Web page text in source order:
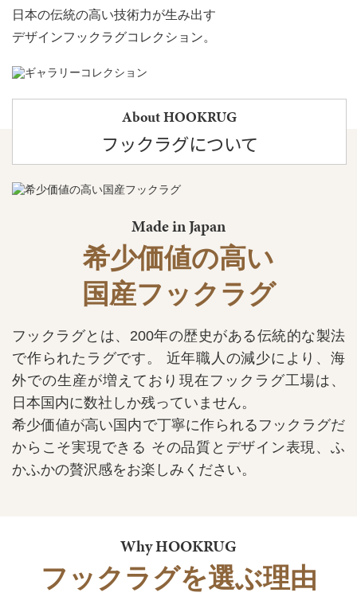
日本の伝統の高い技術力が生み出す
デザインフックラグコレクション。
About HOOKRUG
フックラグについて
Made in Japan
希少価値の高い
国産フックラグ
フックラグとは、200年の歴史がある伝統的な製法
で作られたラグです。
近年職人の減少により、海
外での生産が増えており現在フックラグ工場は、
日本国内に数社しか残っていません。
希少価値が高い国内で丁寧に作られるフックラグだ
からこそ実現できる その品質とデザイン表現、ふ
かふかの贅沢感をお楽しみください。
Why HOOKRUG
フックラグを選ぶ理由